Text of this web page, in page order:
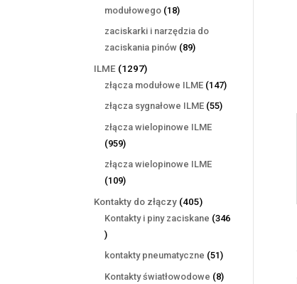
modułowego 1818
produktów
zaciskarki i narzędzia do
zaciskania pinów 8989
ILME 12971297
produktów
złącza modułowe ILME 147147
złącza sygnałowe ILME 5555
złącza wielopinowe ILME
959959
produktów
złącza wielopinowe ILME
109109
produktów
Kontakty do złączy 405405
produktów
Kontakty i piny zaciskane 346
346
produktów
kontakty pneumatyczne 5151
produktów
Kontakty światłowodowe 88